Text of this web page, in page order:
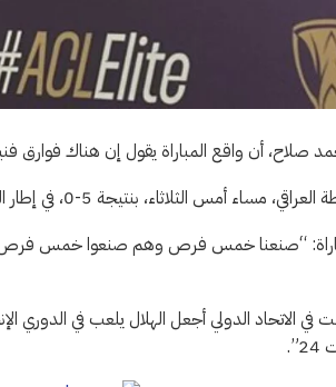
صلاح، أن واقع المباراة يقول إن هناك فوارق
5-0، في إطار الجولة الثانية بدوري أبطال آسيا للنخبة.
“صنعنا خمس فرص وهم صنعوا خمس
الاتحاد الدولي أجعل الهلال يلعب في الدوري